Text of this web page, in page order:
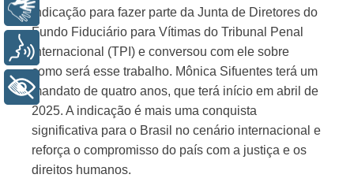
indicação para fazer parte da Junta de Diretores do
Fundo Fiduciário para Vítimas do Tribunal Penal
Internacional (TPI) e conversou com ele sobre
como será esse trabalho. Mônica Sifuentes terá um
mandato de quatro anos, que terá início em abril de
2025. A indicação é mais uma conquista
significativa para o Brasil no cenário internacional e
reforça o compromisso do país com a justiça e os
direitos humanos.
Libras
Voz
+ Acessibilidade